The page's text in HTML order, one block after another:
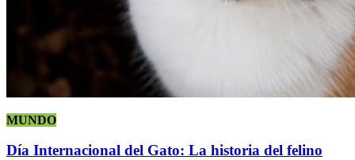
MUNDO
Día Internacional del Gato: La historia del felino